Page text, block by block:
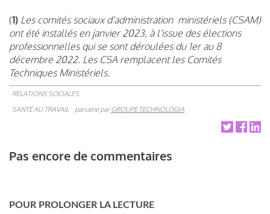
(1) Les comités sociaux d'administration ministériels (CSAM)
ont été installés en janvier 2023, à l'issue des élections
professionnelles qui se sont déroulées du 1er au 8
décembre 2022. Les CSA remplacent les Comités
Techniques Ministériels.
RELATIONS SOCIALES
SANTÉ AU TRAVAIL
parrainé parGROUPE TECHNOLOGIA
Pas encore de commentaires
POUR PROLONGER LA LECTURE